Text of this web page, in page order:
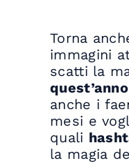
Torna
immagini
scatti la
quest’anno
anche i
mesi e
quali
la magia